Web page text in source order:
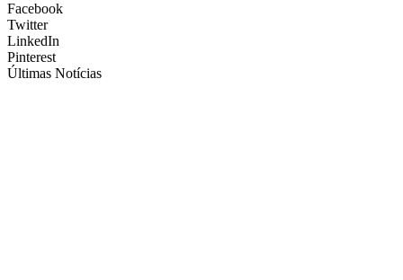
Facebook
Twitter
LinkedIn
Pinterest
Últimas Notícias